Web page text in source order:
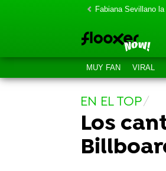
Fabiana Sevillano
MUY FAN VIRAL
EN EL TOP
Los